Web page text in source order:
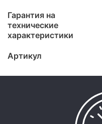
Гарантия на
технические
характеристики
Артикул